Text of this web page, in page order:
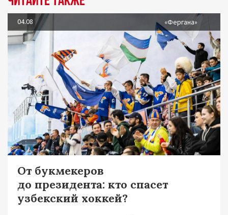
04.08 «Фергана»
От букмекеров
до президента: кто спасет
узбекский хоккей?